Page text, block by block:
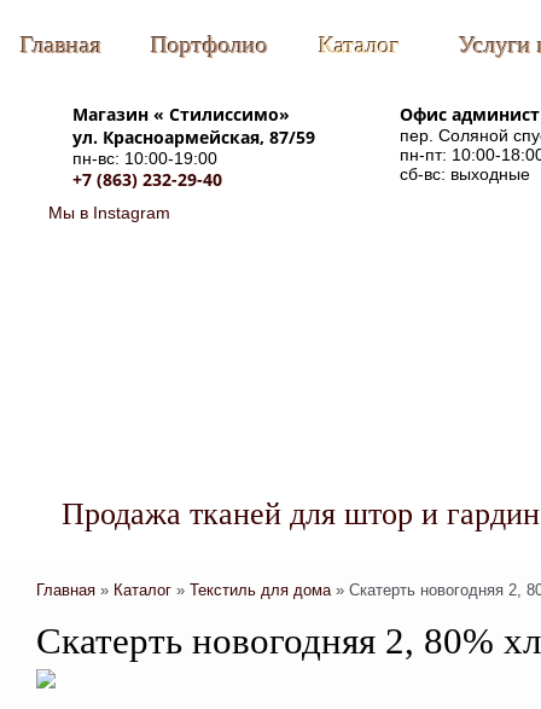
Главная Портфолио Каталог Услуги
Магазин « Стилиссимо»
ул. Красноармейская, 87/59
пн-вс: 10:00-19:00
+7 (863) 232-29-40
Мы в Instagram
Офис
пер. Соляной
пн-пт: 10:00-
сб-вс: выходные
Продажа тканей для штор и
Главная » Каталог » Текстиль для дома» Скатерть новогодняя 2,
Скатерть новогодняя 2, 80%